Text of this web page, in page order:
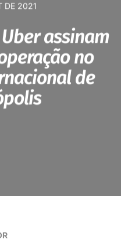
DE 2021
assinam
no
de